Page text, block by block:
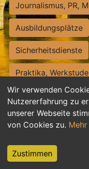
Wir verwenden
Nutzererfahrung zu
unserer Webseite
von Cookies zu.
Zustimmen
Journalismus, PR,
Ausbildungsplätze
Sicherheitsdienste
Praktika,
Personalwesen
Hilfskräfte,
Weiterbildung,